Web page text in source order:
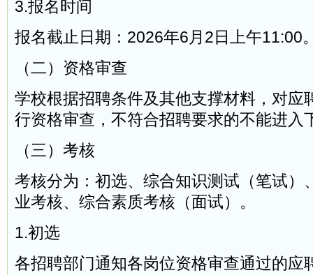
3.报名时间
报名截止日期：2026年6月2日上午11:00
（二）资格审查
学校根据招聘条件及其他支撑材料，对应
行资格审查，不符合招聘要求的不能进入
（三）考核
考核分为：初选、综合知识测试（笔试）
业考核、综合素质考核（面试）。
1.初选
各招聘部门通知各岗位资格审查通过的应